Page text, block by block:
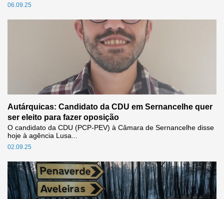
06.09.25
Autárquicas: Candidato da CDU em Sernancelhe quer
ser eleito para fazer oposição
02.09.25
O candidato da CDU (PCP-PEV) à Câmara de Sernancelhe disse
hoje à agência Lusa...